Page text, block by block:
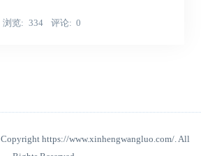
浏览 334 评论 0
Copyright https://www.xinhengwangluo.com/. All